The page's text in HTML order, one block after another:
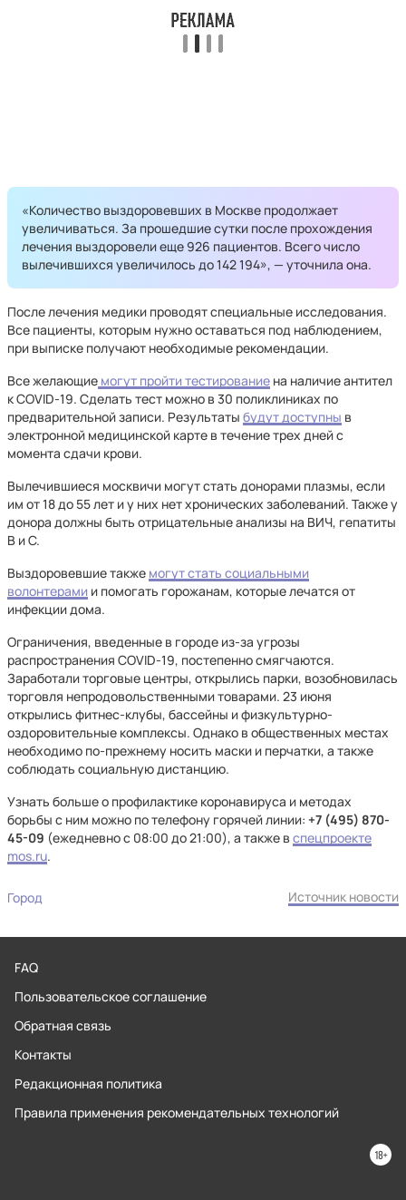
«Количество выздоровевших в Москве продолжает
увеличиваться. За прошедшие сутки после прохождения
лечения выздоровели еще 926 пациентов. Всего число
вылечившихся увеличилось до 142 194», — уточнила она.
После лечения медики проводят специальные исследования.
Все пациенты, которым нужно оставаться под наблюдением,
при выписке получают необходимые рекомендации.
Все желающие могут пройти тестирование на наличие антител
к COVID-19. Сделать тест можно в 30 поликлиниках по
предварительной записи. Результаты будут доступны в
электронной медицинской карте в течение трех дней с
момента сдачи крови.
Вылечившиеся москвичи могут стать донорами плазмы, если
им от 18 до 55 лет и у них нет хронических заболеваний. Также у
донора должны быть отрицательные анализы на ВИЧ, гепатиты
В и С.
Выздоровевшие также могут стать социальными
волонтерами и помогать горожанам, которые лечатся от
инфекции дома.
Ограничения, введенные в городе из-за угрозы
распространения COVID-19, постепенно смягчаются.
Заработали торговые центры, открылись парки, возобновилась
торговля непродовольственными товарами. 23 июня
открылись фитнес-клубы, бассейны и физкультурно-
оздоровительные комплексы. Однако в общественных местах
необходимо по-прежнему носить маски и перчатки, а также
соблюдать социальную дистанцию.
Узнать больше о профилактике коронавируса и методах
борьбы с ним можно по телефону горячей линии: +7 (495) 870-
45-09 (ежедневно с 08:00 до 21:00), а также в спецпроекте
mos.ru.
Город Источник новости
FAQ
Пользовательское соглашение
Обратная связь
Контакты
Редакционная политика
Правила применения рекомендательных технологий